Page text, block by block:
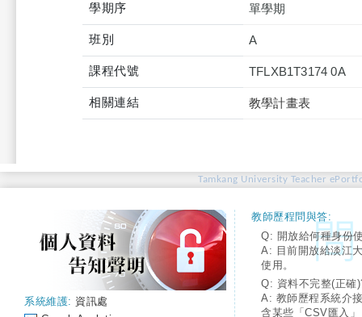
學期序 單學期
班別 A
課程代號 TFLXB1T3174 0A
相關連結 教學計畫表
Tamkang University Teacher
系統維護: 資訊處
教師歷程問與答:
Q: 開放給何種身份
A: 目前開放給淡江
使用。
Q: 資料不完整(正確
A: 教師歷程系統介
含某些「CSV匯入